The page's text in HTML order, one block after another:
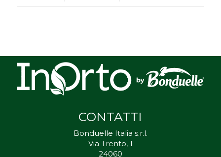
CONTATTI
Bonduelle Italia s.r.l.
Via Trento, 1
24060